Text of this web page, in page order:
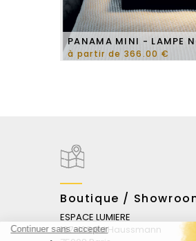
PANAMA MINI - LAMPE
à partir de 366.00 €
Boutique /
ESPACE LUMIERE
167-169 Bd Haussmann